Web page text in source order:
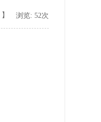
】 浏览: 52次